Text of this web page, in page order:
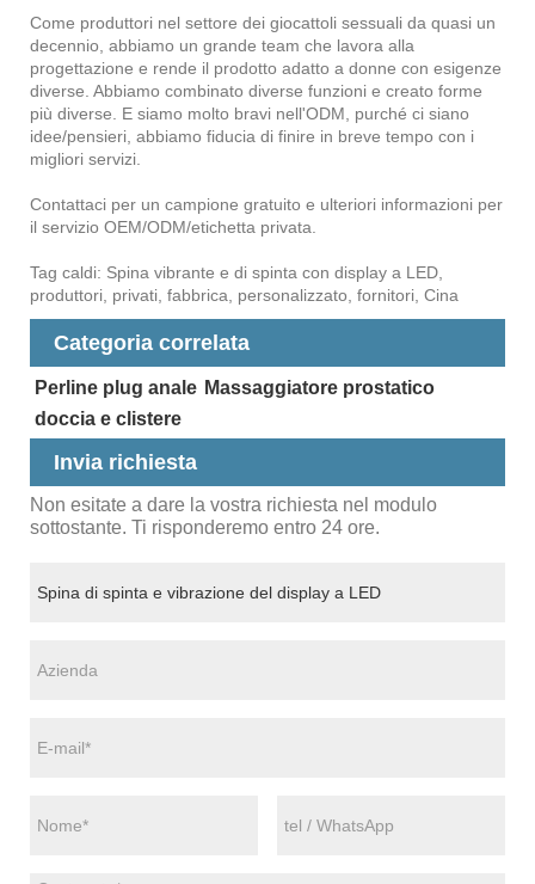
Come produttori nel settore dei giocattoli sessuali da quasi un
decennio, abbiamo un grande team che lavora alla
progettazione e rende il prodotto adatto a donne con esigenze
diverse. Abbiamo combinato diverse funzioni e creato forme
più diverse. E siamo molto bravi nell'ODM, purché ci siano
idee/pensieri, abbiamo fiducia di finire in breve tempo con i
migliori servizi.
Contattaci per un campione gratuito e ulteriori informazioni per
il servizio OEM/ODM/etichetta privata.
Tag caldi: Spina vibrante e di spinta con display a LED,
produttori, privati, fabbrica, personalizzato, fornitori, Cina
Categoria correlata
Perline plug anale Massaggiatore prostatico
doccia e clistere
Invia richiesta
Non esitate a dare la vostra richiesta nel modulo
sottostante. Ti risponderemo entro 24 ore.